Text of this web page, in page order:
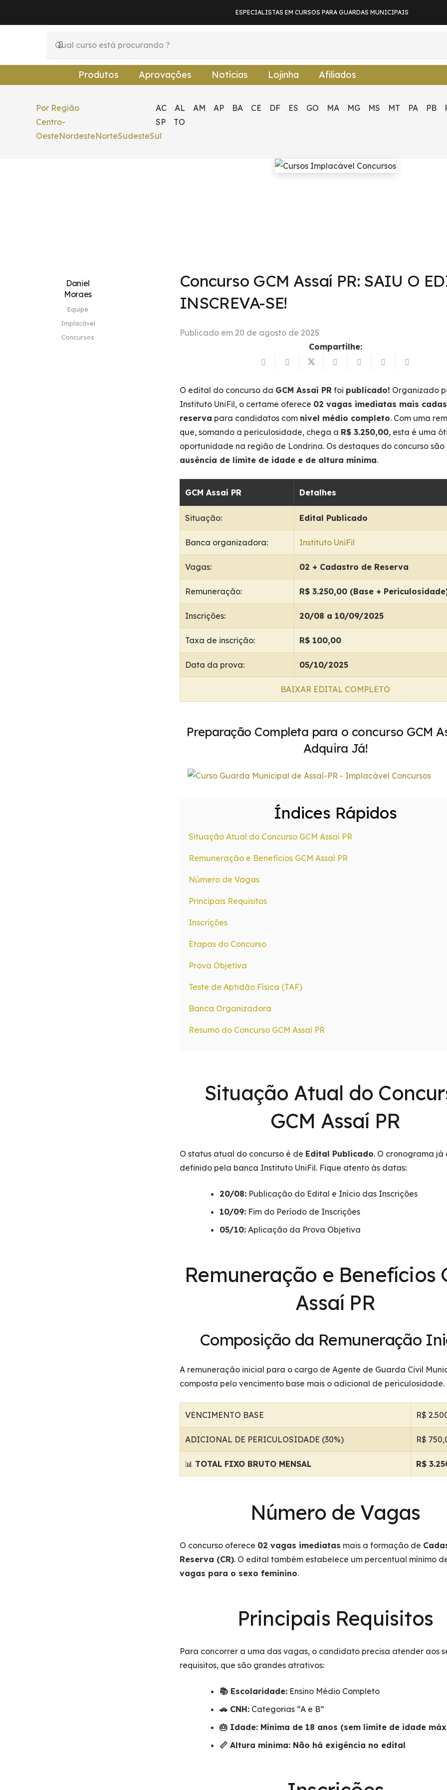
ESPECIALISTAS EM CURSOS PARA GUARDAS MUNICIPAIS
Produtos Aprovações Notícias Lojinha Afiliados
Por Região
Centro-
OesteNordesteNorteSudesteSul
AC AL AM AP BA CE DF ES GO MA MG MS MT PA PB
SP
TO
Daniel
Moraes
Equipe
Implacável
Concursos
Concurso GCM Assaí PR: SAIU O
INSCREVA-SE!
Publicado em 20 de agosto de 2025
Compartilhe:
O edital do concurso da GCM Assaí PR foi publicado! Organizado
Instituto UniFil, o certame oferece 02 vagas imediatas mais
reserva para candidatos com nível médio completo. Com uma
que, somando a periculosidade, chega a R$ 3.250,00, esta é uma
oportunidade na região de Londrina. Os destaques do concurso são
ausência de limite de idade e de altura mínima.
GCM Assaí PR Detalhes
Situação: Edital Publicado
Banca organizadora: Instituto UniFil
Vagas: 02 + Cadastro de Reserva
Remuneração: R$ 3.250,00 (Base +
Inscrições: 20/08 a 10/09/2025
Taxa de inscrição: R$ 100,00
Data da prova: 05/10/2025
BAIXAR EDITAL COMPLETO
Preparação Completa para o concurso GCM
Adquira Já!
Índices Rápidos
Situação Atual do Concurso GCM Assaí PR
Remuneração e Benefícios GCM Assaí PR
Número de Vagas
Principais Requisitos
Inscrições
Etapas do Concurso
Prova Objetiva
Teste de Aptidão Física (TAF)
Banca Organizadora
Resumo do Concurso GCM Assaí PR
Situação Atual do
GCM Assaí PR
O status atual do concurso é de Edital Publicado. O cronograma já
definido pela banca Instituto UniFil. Fique atento às datas:
20/08: Publicação do Edital e Início das Inscrições
10/09: Fim do Período de Inscrições
05/10: Aplicação da Prova Objetiva
Remuneração e Benefícios
Assaí PR
Composição da Remuneração
A remuneração inicial para o cargo de Agente de Guarda Civil
composta pelo vencimento base mais o adicional de periculosidade.
VENCIMENTO BASE R$
ADICIONAL DE PERICULOSIDADE (30%) R$
📊 TOTAL FIXO BRUTO MENSAL R$
Número de Vagas
O concurso oferece 02 vagas imediatas mais a formação de
Reserva (CR). O edital também estabelece um percentual mínimo
vagas para o sexo feminino.
Principais Requisitos
Para concorrer a uma das vagas, o candidato precisa atender aos
requisitos, que são grandes atrativos:
📚 Escolaridade: Ensino Médio Completo
🚗 CNH: Categorias “A e B”
🎂 Idade: Mínima de 18 anos (sem limite de idade
📏 Altura mínima: Não há exigência no edital